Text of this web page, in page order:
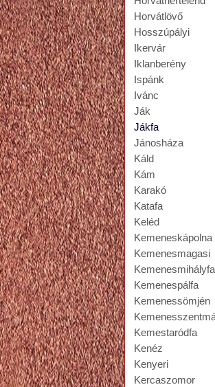
Horvátlövő
Hosszúpályi
Ikervár
Iklanberény
Ispánk
Ivánc
Ják
Jákfa
Jánosháza
Káld
Kám
Karakó
Katafa
Keléd
Kemeneskápolna
Kemenesmagasi
Kemenesmihályfa
Kemenespálfa
Kemenessömjén
Kemestaródfa
Kenéz
Kenyeri
Kercaszomor